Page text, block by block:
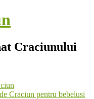
Craciunului
Craciun pentru bebelusi